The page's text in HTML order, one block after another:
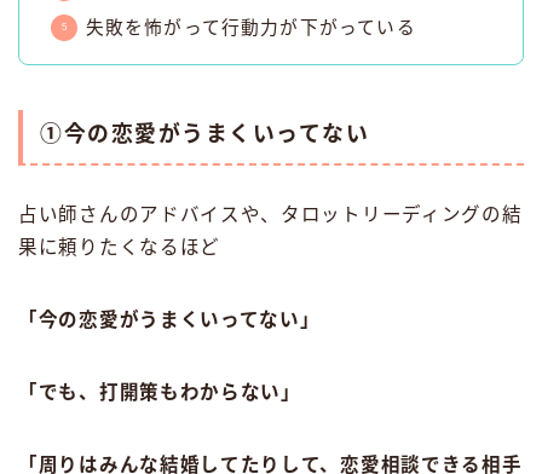
失敗を怖がって行動力が下がっている
①今の恋愛がうまくいってない
占い師さんのアドバイスや、タロットリーディングの結
果に頼りたくなるほど
「今の恋愛がうまくいってない」
「でも、打開策もわからない」
「周りはみんな結婚してたりして、恋愛相談できる相手